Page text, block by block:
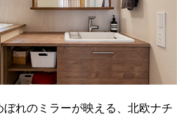
ぼれのミラーが映える、北欧ナチ